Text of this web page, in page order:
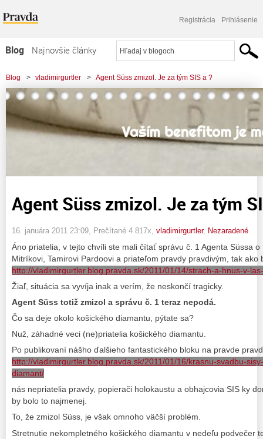
Registrácia Prihlásenie
Blog
Najnovšie články
Najčítanejšie články
Najkomentovanejšie články
Zoznam blogov
Blog > vladimirgurtler > Agent Süss zmizol. Je za tým SIS a ?
Agent Süss zmizol. Je za tým
16. januára 2011 23:09 , Prečítané 4 817x, vladimirgurtler, Nezaradené
Áno priatelia, v tejto chvíli ste mali čítať správu č. 1 Agenta Süssa
Mitríkovi, Tamirovi Pardoovi a priateľom pravdy pravdivým, tak ako
http://vladimirgurtler.blog.pravda.sk/2011/01/14/strach-a-hnus-v-
Žiaľ, situácia sa vyvíja inak a verím, že neskončí tragicky.
Agent Süss totiž zmizol a správu č. 1 teraz nepodá.
Čo sa deje okolo košického diamantu, pýtate sa?
Nuž, záhadné veci (ne)priatelia košického diamantu.
Po publikovaní nášho ďalšieho fantastického bloku na pravde
http://vladimirgurtler.blog.pravda.sk/2011/01/16/krasnu-svadbu-
diamant/
nás nepriatelia pravdy, popierači holokaustu a obhajcovia SIS ky
by bolo to najmenej.
To, že zmizol Süss, je však omnoho väčší problém.
Stretnutie nekompletného košického diamantu v nedeľu podvečer